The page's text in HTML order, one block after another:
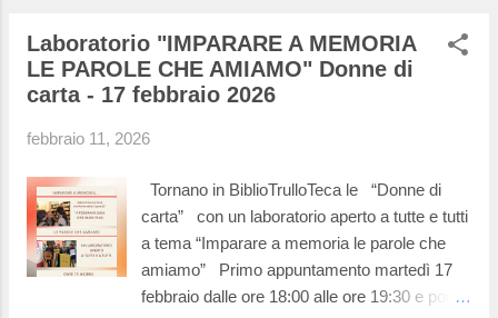
Laboratorio "IMPARARE A MEMORIA
LE PAROLE CHE AMIAMO" Donne di
carta - 17 febbraio 2026
febbraio 11, 2026
Tornano in BiblioTrulloTeca le “Donne di
carta” con un laboratorio aperto a tutte e tutti
a tema “Imparare a memoria le parole che
amiamo” Primo appuntamento martedì 17
febbraio dalle ore 18:00 alle ore 19:30 e poi